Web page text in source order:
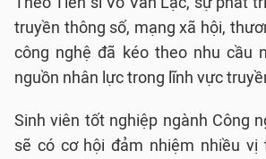
truyền thông số, mạng xã hội,
công nghệ đã kéo theo nhu cầu
nguồn nhân lực trong lĩnh vực
Sinh viên tốt nghiệp ngành Công
sẽ có cơ hội đảm nhiệm nhiều vị